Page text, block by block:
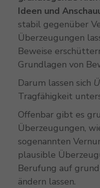
Ideen und
stabil gegenüber
Überzeugungen
Beweise
Grundlagen von
Darum lassen sich
Tragfähigkeit
Offenbar gibt es
Überzeugungen,
sogenannten
plausible
Berufung auf
ändern lassen.